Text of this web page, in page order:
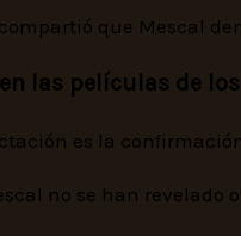
que Mescal
las películas de
es la
no se han